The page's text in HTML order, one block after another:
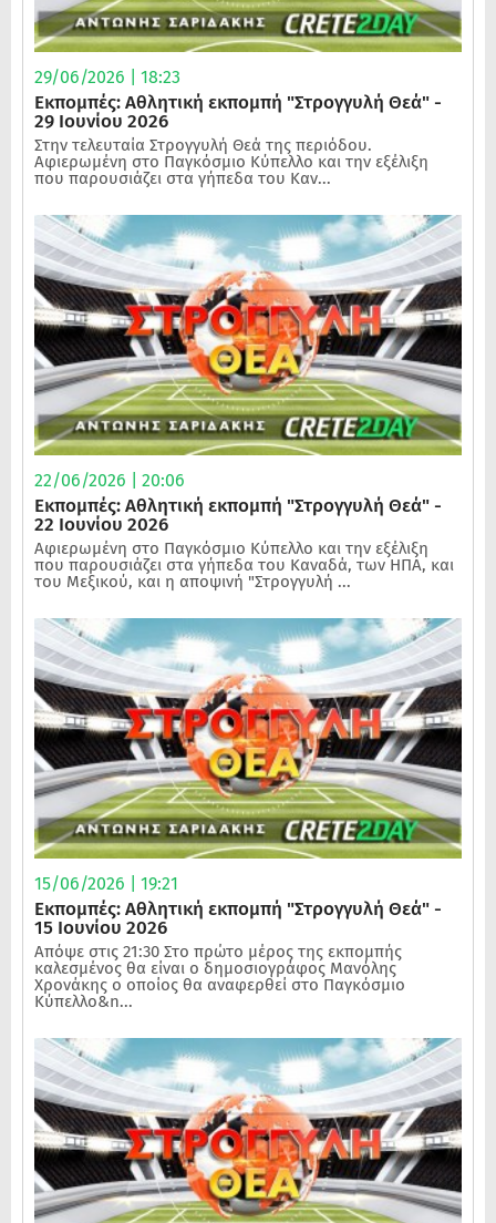
29/06/2026 | 18:23
Εκπομπές: Αθλητική εκπομπή "Στρογγυλή Θεά" -
29 Ιουνίου 2026
Στην τελευταία Στρογγυλή Θεά της περιόδου.
Αφιερωμένη στο Παγκόσμιο Κύπελλο και την εξέλιξη
που παρουσιάζει στα γήπεδα του Καν...
22/06/2026 | 20:06
Εκπομπές: Αθλητική εκπομπή "Στρογγυλή Θεά" -
22 Ιουνίου 2026
Αφιερωμένη στο Παγκόσμιο Κύπελλο και την εξέλιξη
που παρουσιάζει στα γήπεδα του Καναδά, των ΗΠΑ, και
του Μεξικού, και η αποψινή "Στρογγυλή ...
15/06/2026 | 19:21
Εκπομπές: Αθλητική εκπομπή "Στρογγυλή Θεά" -
15 Ιουνίου 2026
Απόψε στις 21:30 Στο πρώτο μέρος της εκπομπής
καλεσμένος θα είναι ο δημοσιογράφος Μανόλης
Χρονάκης ο οποίος θα αναφερθεί στο Παγκόσμιο
Κύπελλο&n...